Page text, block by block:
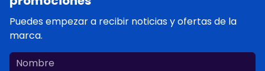
Puedes empezar a recibir noticias y ofertas de la
marca.